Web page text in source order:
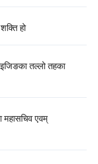
हो
तल्लो तहका
महासचिव एवम्